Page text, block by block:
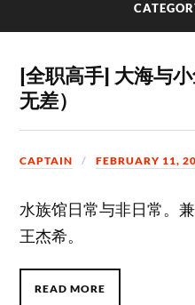
[全职高手] 大海与
无差）
CAPTAIN FEBRUARY 11,
水族馆日常与非日常。
王杰希。
READ MORE